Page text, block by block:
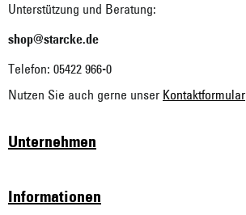
Unterstützung und Beratung:
shop@starcke.de
Telefon: 05422 966-0
Nutzen Sie auch gerne unser Kontaktformular
Unternehmen
Informationen